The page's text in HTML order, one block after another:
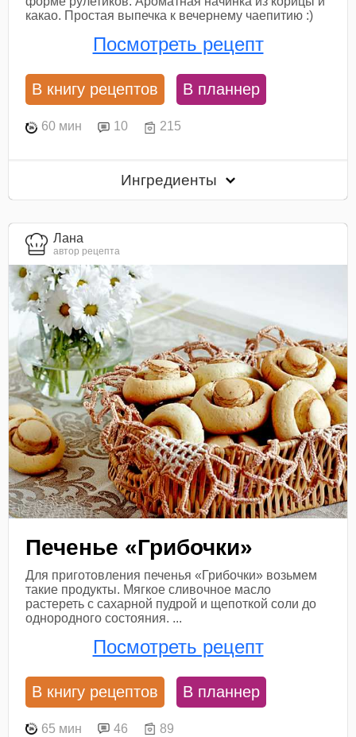
какао. Простая выпечка к вечернему чаепитию :)
Посмотреть рецепт
В книгу рецептов В планнер
60 мин 10 215
Ингредиенты
Лана
автор рецепта
Печенье «Грибочки»
Для приготовления печенья «Грибочки» возьмем
такие продукты. Мягкое сливочное масло
растереть с сахарной пудрой и щепоткой соли до
однородного состояния. ...
Посмотреть рецепт
В книгу рецептов В планнер
65 мин 46 89